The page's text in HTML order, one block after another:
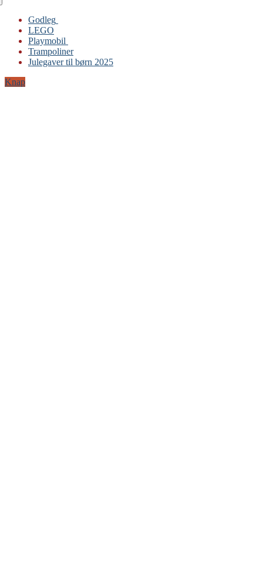
Godleg
Gabby’s Dukkehus
Playmobil
Trampoliner
LEGO
LEGO
Playmobil
Trampoliner
Julegaver til børn 2025
Knap